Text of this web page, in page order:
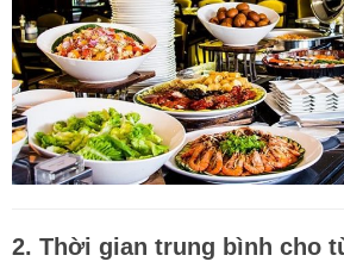
2. Thời gian trung bình cho